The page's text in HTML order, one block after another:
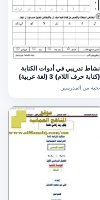
نشاط تدريبي في أدوات الكتابة
(كتابة حرف اللام) 3 (لغة عربية)
نخبة من المدرسين